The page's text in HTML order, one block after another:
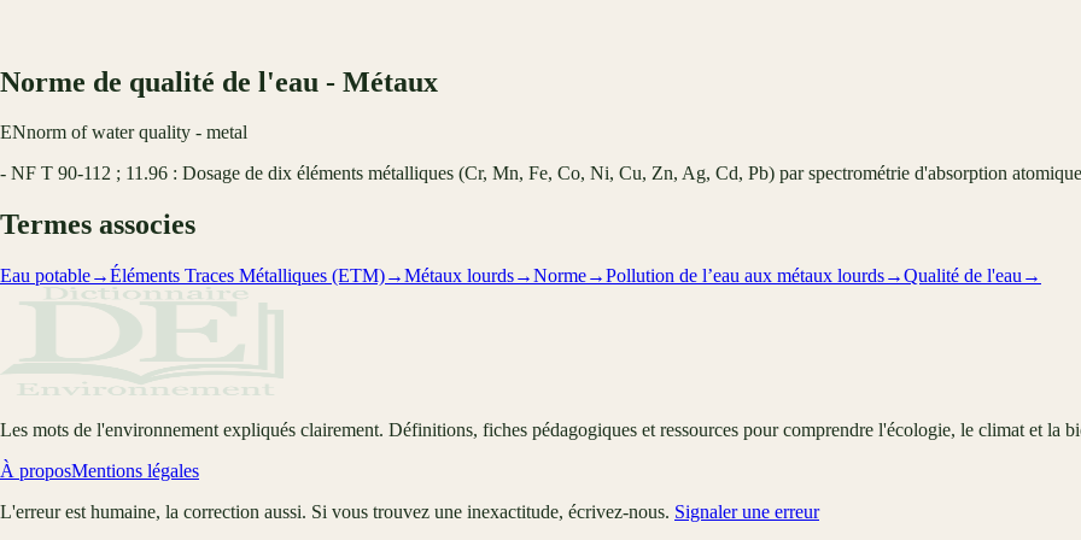
Norme de qualité de l'eau - Métaux
ENnorm of water quality - metal
- NF T 90-112 ; 11.96 : Dosage de dix éléments métalliques (Cr, Mn, Fe, Co, Ni, Cu, Zn, Ag, Cd, Pb) par spectrométrie d'absorption
Termes associes
Eau potable→Éléments Traces Métalliques (ETM)→Métaux lourds→Norme→Pollution de l’eau aux métaux lourds→Qualité de l'eau →
Les mots de l'environnement expliqués clairement. Définitions, fiches pédagogiques et ressources pour comprendre l'écologie, le climat et la
À proposMentions légales
L'erreur est humaine, la correction aussi. Si vous trouvez une inexactitude, écrivez-nous. Signaler une erreur